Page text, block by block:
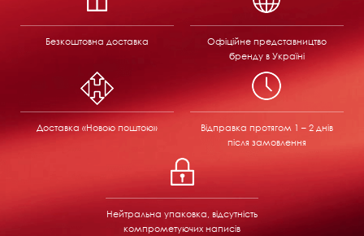
Безкоштовна доставка
Офіційне представництво
бренду в Україні
Доставка «Новою поштою» Відправка протягом 1 – 2 днів
після замовлення
Нейтральна упаковка, відсутність
компрометуючих написів